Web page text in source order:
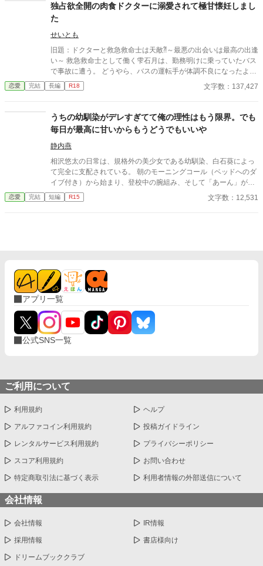
せん。 ※感想やコメントは受け付けることができません。 メンタ
ルが薄氷なもので・・・すみません。 言葉も足りませんが読んで
独占欲全開の肉食ドクターに溺愛されて極甘懐妊しまし
た
せいとも
旧題：ドクターと救急救命士は天敵⁈～最悪の出会いは最高の出逢
い～ 救急救命士として働く雫石月は、勤務明けに乗っていたバス
で事故に遭う。 どうやら、バスの運転手が体調不良になったよう
だ。 乗客にAEDを探してきてもらうように頼み、救助活動をして
いるとボサボサ頭のマスク姿の男がAEDを持ってバスに乗り込ん
とを『チビ団子』と呼んだのだ。 医療従事者と思われるボサボサ
マスク男は運転手の処置をして、月が文句を言う間もなく、救急
車に同乗して去ってしまった。 最悪の出会いをし、二度と会いた
くない相手の正体は⁇ 作品はフィクションです。 本来の仕事内容
とは異なる描写があると思います。
恋愛 完結 長編 R18 文字数：137,427
うちの幼馴染がデレすぎてて俺の理性はもう限界。でも
毎日が最高に甘いからもうどうでもいいや
静内燕
相沢悠太の日常は、規格外の美少女である幼馴染、白石葵によっ
て完全に支配されている。 朝のモーニングコール（ベッドへのダ
イブ付き）から始まり、登校中の腕組み、そして「あーん」が義
務付けられた手作り弁当。誰もが羨むラブラブっぷりだが、悠太
はこれを「家族愛」だと頑なに誤解（無視）している。 「ゆーた
恋愛 完結 短編 R15 文字数：12,531
アプリ一覧
公式SNS一覧
ご利用について
利用規約 ヘルプ
アルファコイン利用規約 投稿ガイドライン
レンタルサービス利用規約 プライバシーポリシー
スコア利用規約 お問い合わせ
特定商取引法に基づく表示 利用者情報の外部送信について
会社情報
会社情報 IR情報
採用情報 書店様向け
ドリームブッククラブ